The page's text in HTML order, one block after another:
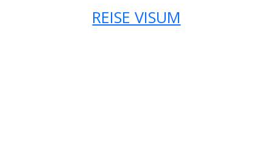
REISE VISUM